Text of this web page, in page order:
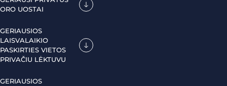
ORO UOSTAI
GERIAUSIOS
LAISVALAIKIO
PASKIRTIES VIETOS
PRIVAČIU LĖKTUVU
GERIAUSIOS